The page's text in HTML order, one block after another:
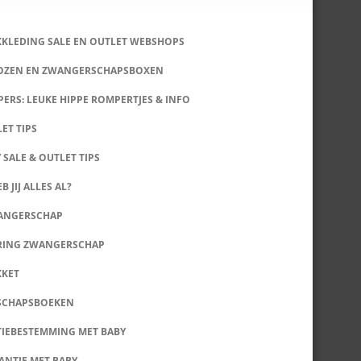
SALE EN OUTLET WEBSHOPS
EN ZWANGERSCHAPSBOXEN
LEUKE HIPPE ROMPERTJES & INFO
TIPS
SALE & OUTLET TIPS
JIJ ALLES AL?
ZWANGERSCHAP
MET BABY